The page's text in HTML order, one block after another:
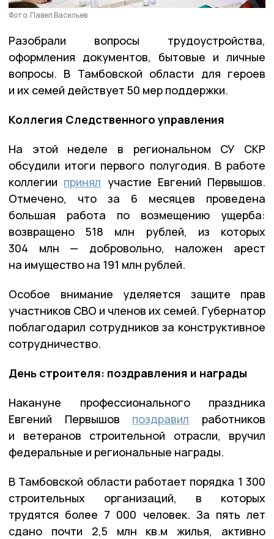
Фото: Павел Васильев
Разобрали вопросы трудоустройства,
оформления документов, бытовые и личные
вопросы. В Тамбовской области для героев
и их семей действует 50 мер поддержки.
Коллегия Следственного управления
На этой неделе в региональном СУ СКР
обсудили итоги первого полугодия. В работе
коллегии принял участие Евгений Первышов.
Отмечено, что за 6 месяцев проведена
большая работа по возмещению ущерба:
возвращено 518 млн рублей, из которых
304 млн — добровольно, наложен арест
на имущество на 191 млн рублей.
Особое внимание уделяется защите прав
участников СВО и членов их семей. Губернатор
поблагодарил сотрудников за конструктивное
сотрудничество.
День строителя: поздравления и награды
Накануне профессионального праздника
Евгений Первышов поздравил работников
и ветеранов строительной отрасли, вручил
федеральные и региональные награды.
В Тамбовской области работает порядка 1 300
строительных организаций, в которых
трудятся более 7 000 человек. За пять лет
сдано почти 2,5 млн кв.м жилья, активно